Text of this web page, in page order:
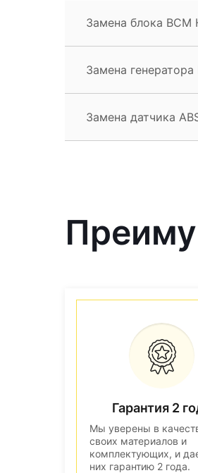
Замена блока BCM
Замена генератора
Замена датчика
Гарантия 2
Мы уверены в
своих материалов и
комплектующих, и
них гарантию 2 года.